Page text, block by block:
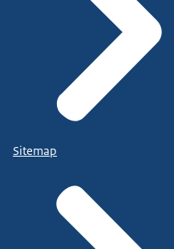
Sitemap